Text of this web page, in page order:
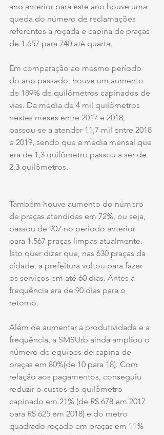
ano anterior para este ano houve uma
queda do número de reclamações
referentes a roçada e capina de praças
de 1.657 para 740 até quarta.
Em comparação ao mesmo período
do ano passado, houve um aumento
de 189% de quilômetros capinados de
vias. Da média de 4 mil quilômetros
nestes meses entre 2017 e 2018,
passou-se a atender 11,7 mil entre 2018
e 2019, sendo que a média mensal que
era de 1,3 quilômetro passou a ser de
2,3 quilômetros.
Também houve aumento do número
de praças atendidas em 72%, ou seja,
passou de 907 no período anterior
para 1.567 praças limpas atualmente.
Isto quer dizer que, nas 630 praças da
cidade, a prefeitura voltou para fazer
os serviços em até 60 dias. Antes a
frequência era de 90 dias para o
retorno.
Além de aumentar a produtividade e a
frequência, a SMSUrb ainda ampliou o
número de equipes de capina de
praças em 80%(de 10 para 18). Com
relação aos pagamentos, conseguiu
reduzir o custos do quilômetro
capinado em 21% (de R$ 678 em 2017
para R$ 625 em 2018) e do metro
quadrado roçado em praças em 11%